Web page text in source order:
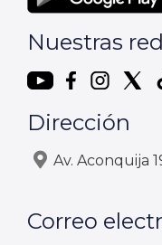
Nuestras
Dirección
Av. Aconquija
Correo